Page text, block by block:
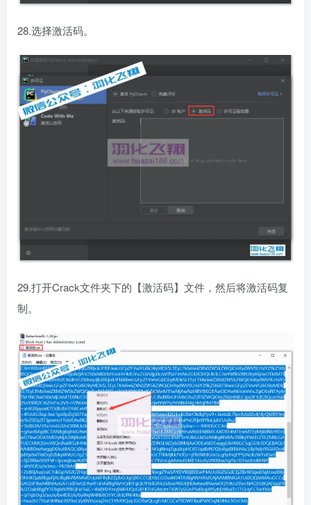
28.选择激活码。
29.打开Crack文件夹下的【激活码】文件，然后将激活码复
制。